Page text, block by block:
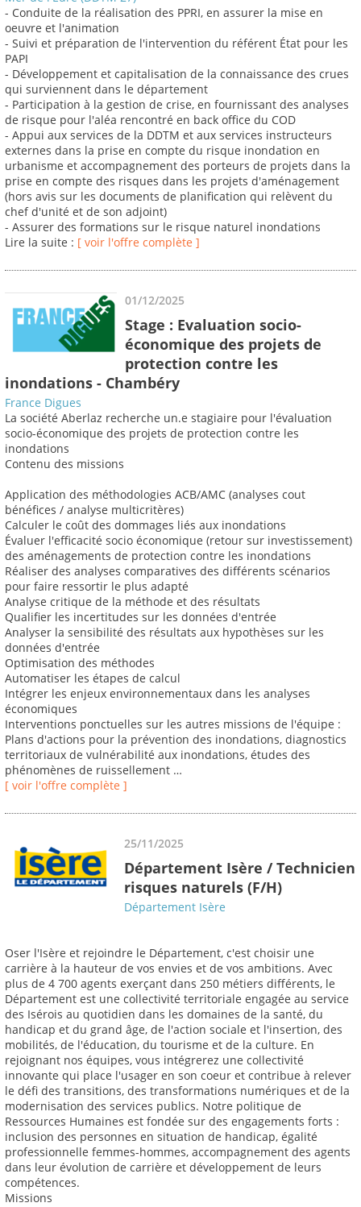
- Conduite de la réalisation des PPRI, en assurer la mise en
oeuvre et l'animation
- Suivi et préparation de l'intervention du référent État pour les
PAPI
- Développement et capitalisation de la connaissance des crues
qui surviennent dans le département
- Participation à la gestion de crise, en fournissant des analyses
de risque pour l'aléa rencontré en back office du COD
- Appui aux services de la DDTM et aux services instructeurs
externes dans la prise en compte du risque inondation en
urbanisme et accompagnement des porteurs de projets dans la
prise en compte des risques dans les projets d'aménagement
(hors avis sur les documents de planification qui relèvent du
chef d'unité et de son adjoint)
- Assurer des formations sur le risque naturel inondations
Lire la suite : [ voir l'offre complète ]
01/12/2025
Stage : Evaluation socio-
économique des projets de
protection contre les
inondations - Chambéry
France Digues
La société Aberlaz recherche un.e stagiaire pour l'évaluation
socio-économique des projets de protection contre les
inondations
Contenu des missions
Application des méthodologies ACB/AMC (analyses cout
bénéfices / analyse multicritères)
Calculer le coût des dommages liés aux inondations
Évaluer l'efficacité socio économique (retour sur investissement)
des aménagements de protection contre les inondations
Réaliser des analyses comparatives des différents scénarios
pour faire ressortir le plus adapté
Analyse critique de la méthode et des résultats
Qualifier les incertitudes sur les données d'entrée
Analyser la sensibilité des résultats aux hypothèses sur les
données d'entrée
Optimisation des méthodes
Automatiser les étapes de calcul
Intégrer les enjeux environnementaux dans les analyses
économiques
Interventions ponctuelles sur les autres missions de l'équipe :
Plans d'actions pour la prévention des inondations, diagnostics
territoriaux de vulnérabilité aux inondations, études des
phénomènes de ruissellement …
[ voir l'offre complète ]
25/11/2025
Département Isère / Technicien
risques naturels (F/H)
Département Isère
Oser l'Isère et rejoindre le Département, c'est choisir une
carrière à la hauteur de vos envies et de vos ambitions. Avec
plus de 4 700 agents exerçant dans 250 métiers différents, le
Département est une collectivité territoriale engagée au service
des Isérois au quotidien dans les domaines de la santé, du
handicap et du grand âge, de l'action sociale et l'insertion, des
mobilités, de l'éducation, du tourisme et de la culture. En
rejoignant nos équipes, vous intégrerez une collectivité
innovante qui place l'usager en son coeur et contribue à relever
le défi des transitions, des transformations numériques et de la
modernisation des services publics. Notre politique de
Ressources Humaines est fondée sur des engagements forts :
inclusion des personnes en situation de handicap, égalité
professionnelle femmes-hommes, accompagnement des agents
dans leur évolution de carrière et développement de leurs
compétences.
Missions